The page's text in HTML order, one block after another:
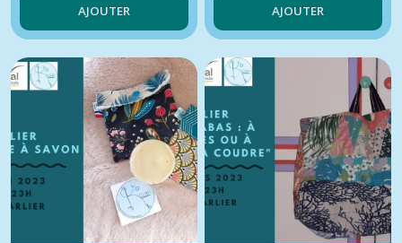
ajustable"AJOUTER AJOUTER
thémathiques
(1)
personnalisés
(2)
Afficher